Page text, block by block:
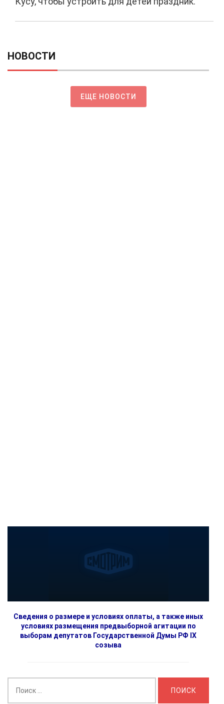
НОВОСТИ
ЕЩЕ НОВОСТИ
Сведения о размере и условиях оплаты, а также иных
условиях размещения предвыборной агитации по
выборам депутатов Государственной Думы РФ IX
созыва